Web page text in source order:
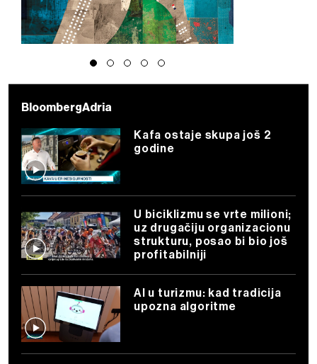
BloombergAdria
Kafa ostaje skupa još 2
godine
U biciklizmu se vrte milioni;
uz drugačiju organizacionu
strukturu, posao bi bio još
profitabilniji
AI u turizmu: kad tradicija
upozna algoritme